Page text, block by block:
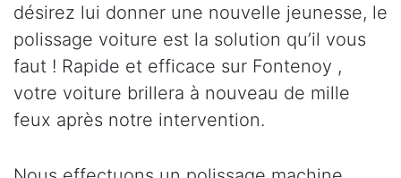
désirez lui donner une nouvelle jeunesse, le
polissage voiture est la solution qu’il vous
faut ! Rapide et efficace sur Fontenoy ,
votre voiture brillera à nouveau de mille
feux après notre intervention.